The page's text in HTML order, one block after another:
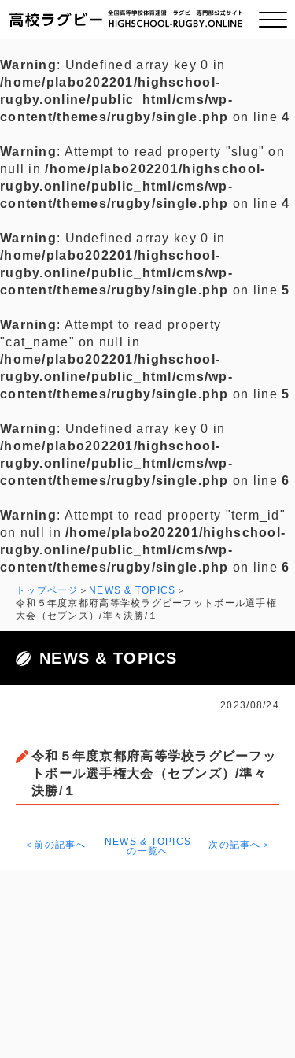
ご挨拶
全国チーム紹介
プライバシーポリシー
お問い合わせ
Warning: Undefined array key 0 in
/home/plabo202201/highschool-
rugby.online/public_html/cms/wp-
content/themes/rugby/single.php on line4
Warning: Attempt to read property "slug" on
null in/home/plabo202201/highschool-
rugby.online/public_html/cms/wp-
content/themes/rugby/single.php on line4
Warning: Undefined array key 0 in
/home/plabo202201/highschool-
rugby.online/public_html/cms/wp-
content/themes/rugby/single.php on line5
Warning: Attempt to read property
"cat_name" on null in
/home/plabo202201/highschool-
rugby.online/public_html/cms/wp-
content/themes/rugby/single.php on line5
Warning: Undefined array key 0 in
/home/plabo202201/highschool-
rugby.online/public_html/cms/wp-
content/themes/rugby/single.php on line6
Warning: Attempt to read property "term_id"
on null in/home/plabo202201/highschool-
rugby.online/public_html/cms/wp-
content/themes/rugby/single.php on line6
トップページ
NEWS & TOPICS
令和５年度京都府高等学校ラグビーフットボール選手権
大会（セブンズ）/準々決勝/１
NEWS & TOPICS
2023/08/24
令和５年度京都府高等学校ラグビーフッ
トボール選手権大会（セブンズ）/準々
決勝/１
＜前の記事へ
NEWS & TOPICS
の一覧へ
次の記事へ＞